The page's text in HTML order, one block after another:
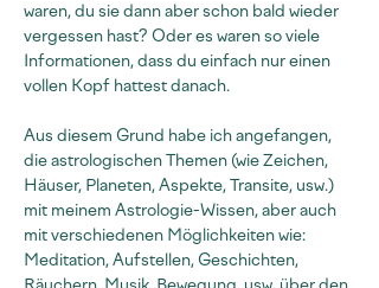
waren, du sie dann aber schon bald wieder
vergessen hast? Oder es waren so viele
Informationen, dass du einfach nur einen
vollen Kopf hattest danach.
Aus diesem Grund habe ich angefangen,
die astrologischen Themen (wie Zeichen,
Häuser, Planeten, Aspekte, Transite, usw.)
mit meinem Astrologie-Wissen, aber auch
mit verschiedenen Möglichkeiten wie:
Meditation, Aufstellen, Geschichten,